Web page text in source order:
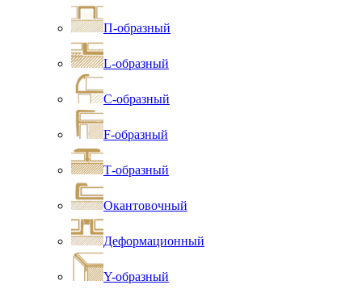
П-образный
L-образный
С-образный
F-образный
Т-образный
Окантовочный
Деформационный
Y-образный